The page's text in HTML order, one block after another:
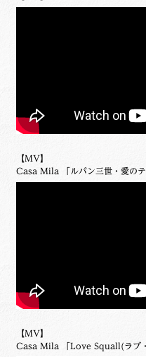
【MV】
Casa Mila 「ルパン三世・愛のテ
【MV】
Casa Mila 「Love Squall(ラブ・